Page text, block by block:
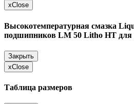
xClose
Высокотемпературная смазка
подшипников LM 50 Litho HT для
Закрыть
xClose
Таблица размеров